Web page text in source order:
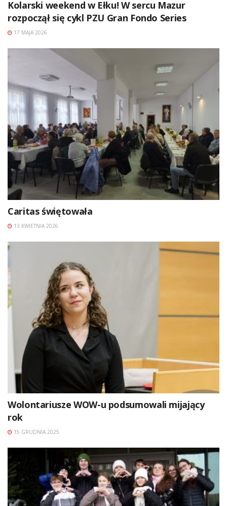
Kolarski weekend w Ełku! W sercu Mazur
rozpoczął się cykl PZU Gran Fondo Series
17 MAJA 2026
Caritas świętowała
13 KWIETNIA 2026
Wolontariusze WOW-u podsumowali mijający
rok
15 GRUDNIA 2025